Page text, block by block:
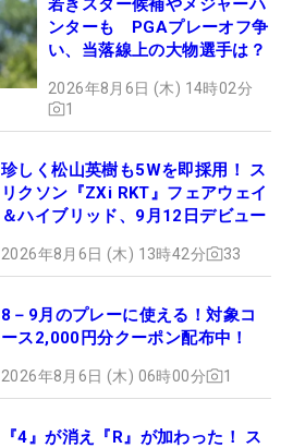
若きスター候補やメジャーハ
ンターも PGAプレーオフ争
い、当落線上の大物選手は？
2026年8月6日 (木) 14時02分
1
珍しく松山英樹も5Wを即採用！ ス
リクソン『ZXi RKT』フェアウェイ
＆ハイブリッド、9月12日デビュー
2026年8月6日 (木) 13時42分 33
8－9月のプレーに使える！対象コ
ース2,000円分クーポン配布中！
2026年8月6日 (木) 06時00分 1
『4』が消え『R』が加わった！ ス